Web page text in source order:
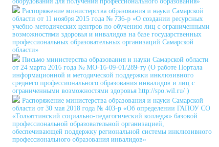
Распоряжение министерства образования и науки Самарской
области от 11 ноября 2015 года № 736-р «О создании ресурсных
учебно-методических центров по обучению лиц с ограниченными
возможностями здоровья и инвалидов на базе государственных
профессиональных образовательных организаций Самарской
области»
Письмо министерства образования и науки Самарской области
от 24 марта 2016 года № МО-16-09-01/289-ту (О работе Портала
информационной и методической поддержки инклюзивного
среднего профессионального образования инвалидов и лиц с
ограниченными возможностями здоровья http://spo.wil.ru/ )
Распоряжение министерства образования и науки Самарской
области от 30 мая 2018 года № 403-р «Об определении ГАПОУ СО
«Тольяттинский социально-педагогический колледж» базовой
профессиональной образовательной организацией,
обеспечивающей поддержку региональной системы инклюзивного
профессионального образования инвалидов»